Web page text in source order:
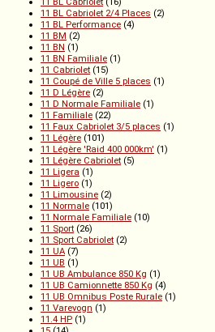
11 BL Cabriolet 2/4 Places (2)
11 BL Performance (4)
11 BM (2)
11 BN (1)
11 BN Familiale (1)
11 Cabriolet (15)
11 Coupé de Ville 5 places (1)
11 D Légère (2)
11 D Normale Familiale (1)
11 Familiale (22)
11 Faux Cabriolet 3/5 places (1)
11 Légère (101)
11 Légère 'Raid 400 000km' (1)
11 Légère Cabriolet (5)
11 Ligera (1)
11 Ligero (1)
11 Limousine (2)
11 Normale (101)
11 Normale Familiale (10)
11 Sport (26)
11 Sport Cabriolet (2)
11 UA (7)
11 UB (1)
11 UB Ambulance 850 Kg (1)
11 UB Camionnette 850 Kg (4)
11 UB Omnibus Poste Rurale (1)
11 Varevogn (1)
11.4 HP (1)